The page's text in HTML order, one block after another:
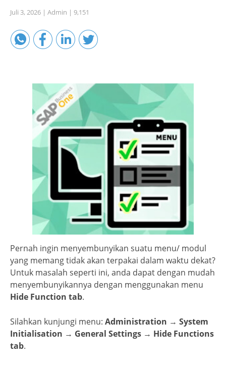
Technical
Juli 3, 2026 | Admin | 9,151
Pernah ingin menyembunyikan suatu menu/ modul
yang memang tidak akan terpakai dalam waktu dekat?
Untuk masalah seperti ini, anda dapat dengan mudah
menyembunyikannya dengan menggunakan menu
Hide Function tab.
Silahkan kunjungi menu: Administration → System
Initialisation → General Settings → Hide Functions
tab.